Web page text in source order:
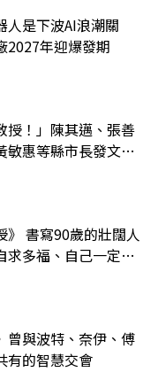
人是下波AI浪潮關
2027年迎爆發期
授！」陳其邁、張善
敏惠等縣市長發文弔
》 書寫90歲的壯闊人
求多福、自己一定要
曾與波特、奈伊、傅
有的智慧交會